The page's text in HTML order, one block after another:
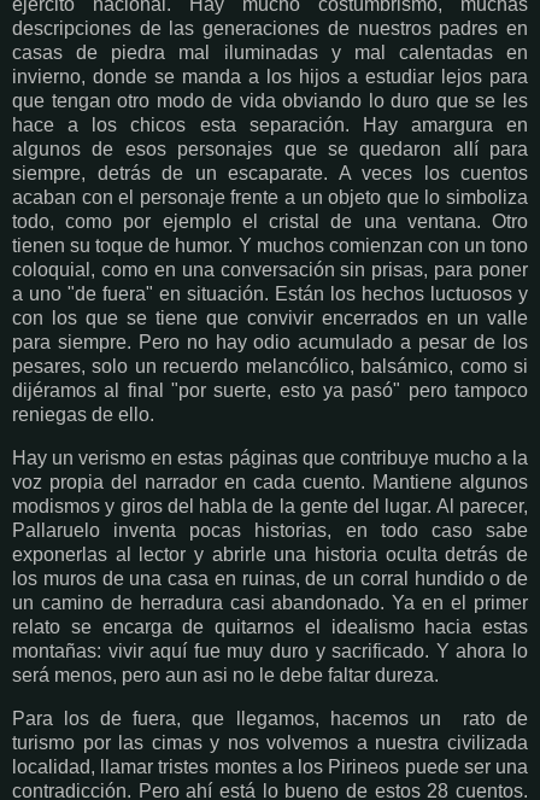
ejército nacional. Hay mucho costumbrismo, muchas
descripciones de las generaciones de nuestros padres en
casas de piedra mal iluminadas y mal calentadas en
invierno, donde se manda a los hijos a estudiar lejos para
que tengan otro modo de vida obviando lo duro que se les
hace a los chicos esta separación. Hay amargura en
algunos de esos personajes que se quedaron allí para
siempre, detrás de un escaparate. A veces los cuentos
acaban con el personaje frente a un objeto que lo simboliza
todo, como por ejemplo el cristal de una ventana. Otro
tienen su toque de humor. Y muchos comienzan con un tono
coloquial, como en una conversación sin prisas, para poner
a uno "de fuera" en situación. Están los hechos luctuosos y
con los que se tiene que convivir encerrados en un valle
para siempre. Pero no hay odio acumulado a pesar de los
pesares, solo un recuerdo melancólico, balsámico, como si
dijéramos al final "por suerte, esto ya pasó" pero tampoco
reniegas de ello.
Hay un verismo en estas páginas que contribuye mucho a la
voz propia del narrador en cada cuento. Mantiene algunos
modismos y giros del habla de la gente del lugar. Al parecer,
Pallaruelo inventa pocas historias, en todo caso sabe
exponerlas al lector y abrirle una historia oculta detrás de
los muros de una casa en ruinas, de un corral hundido o de
un camino de herradura casi abandonado. Ya en el primer
relato se encarga de quitarnos el idealismo hacia estas
montañas: vivir aquí fue muy duro y sacrificado. Y ahora lo
será menos, pero aun asi no le debe faltar dureza.
Para los de fuera, que llegamos, hacemos un rato de
turismo por las cimas y nos volvemos a nuestra civilizada
localidad, llamar tristes montes a los Pirineos puede ser una
contradicción. Pero ahí está lo bueno de estos 28 cuentos.